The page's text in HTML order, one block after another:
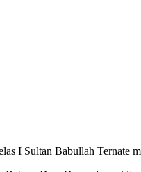
I Sultan Babullah Ternate